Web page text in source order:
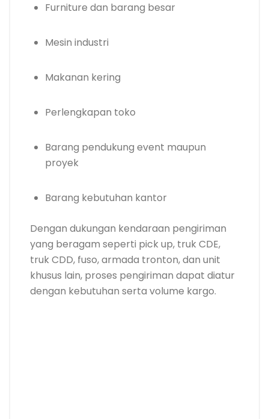
Furniture dan barang besar
Mesin industri
Makanan kering
Perlengkapan toko
Barang pendukung event maupun
proyek
Barang kebutuhan kantor
Dengan dukungan kendaraan pengiriman
yang beragam seperti pick up, truk CDE,
truk CDD, fuso, armada tronton, dan unit
khusus lain, proses pengiriman dapat diatur
dengan kebutuhan serta volume kargo.